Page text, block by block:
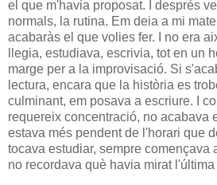
el que m'havia proposat. I després
normals, la rutina. Em deia a mi
acabaràs el que volies fer. I no era
llegia, estudiava, escrivia, tot en un
marge per a la improvisació. Si
lectura, encara que la història es
culminant, em posava a escriure. I
requereix concentració, no acabava
estava més pendent de l'horari que
tocava estudiar, sempre començava
no recordava què havia mirat